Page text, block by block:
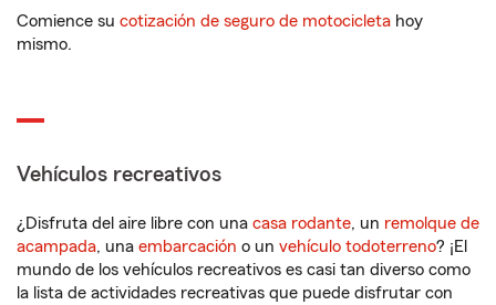
Comience su cotización de seguro de motocicleta hoy
mismo.
Vehículos recreativos
¿Disfruta del aire libre con una casa rodante, un remolque de
acampada, una embarcación o un vehículo todoterreno? ¡El
mundo de los vehículos recreativos es casi tan diverso como
la lista de actividades recreativas que puede disfrutar con